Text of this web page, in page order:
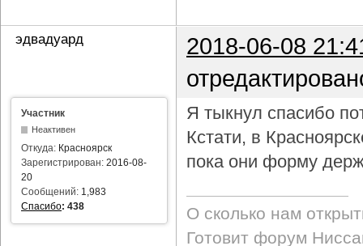
эдвадуард
2018-06-08
Участник
Неактивен
Откуда: Красноярск
Зарегистрирован: 2016-08-
20
Сообщений: 1,983
Спасибо: 438
Я тыкнул спасибо
Кстати, в
пока они форму
О сколько нам
Готовит форум